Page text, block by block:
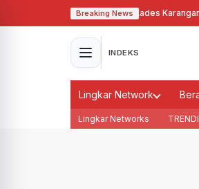
Breaking News
Tanah Bengkok, Kades Karanganyar
INDEKS
Lingkar Network
Lingkar Networks